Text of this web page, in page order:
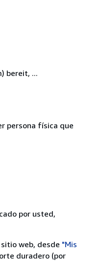
bereit, ...
persona física que
por usted,
web, desde "Mis
duradero (por